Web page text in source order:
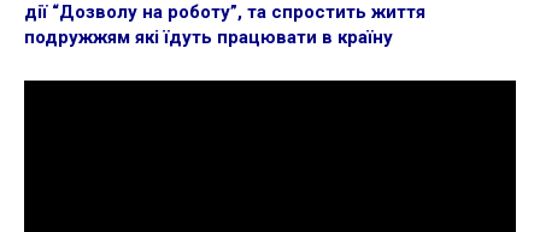
дії “Дозволу на роботу”, та спростить життя
подружжям які їдуть працювати в країну